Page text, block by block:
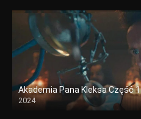
Akademia Pana Kleksa Część 1
2024